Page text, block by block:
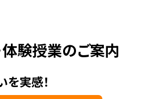
験授業のご案内
を実感！